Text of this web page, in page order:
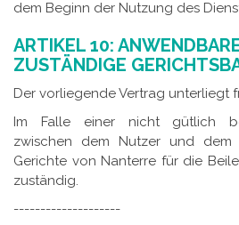
dem Beginn der Nutzung des
ARTIKEL 10:
ZUSTÄNDIGE
Der vorliegende Vertrag unterliegt
Im Falle einer nicht gütlich
zwischen dem Nutzer und dem
Gerichte von Nanterre für die
zuständig.
--------------------